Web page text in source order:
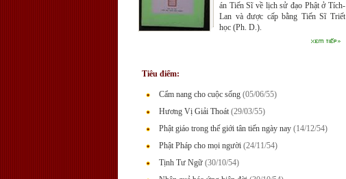
án Tiến Sĩ về lịch sử đạo Phật ở Tích-
Lan và được cấp bằng Tiến Sĩ Triết
học (Ph. D.).
Tiêu điểm:
Cẩm nang cho cuộc sống (05/06/55)
Hương Vị Giải Thoát (29/03/55)
Phật giáo trong thế giới tân tiến ngày nay (14/12/54)
Phật Pháp cho mọi người (24/11/54)
Tịnh Tư Ngữ (30/10/54)